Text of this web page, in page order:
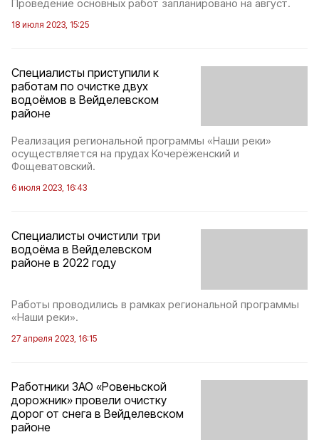
Проведение основных работ запланировано на август.
18 июля 2023, 15:25
Специалисты приступили к
работам по очистке двух
водоёмов в Вейделевском
районе
Реализация региональной программы «Наши реки»
осуществляется на прудах Кочерёженский и
Фощеватовский.
6 июля 2023, 16:43
Специалисты очистили три
водоёма в Вейделевском
районе в 2022 году
Работы проводились в рамках региональной программы
«Наши реки».
27 апреля 2023, 16:15
Работники ЗАО «Ровеньской
дорожник» провели очистку
дорог от снега в Вейделевском
районе